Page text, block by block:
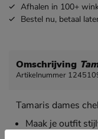
Afhalen in 100+
Bestel nu, betaal
Omschrijving
Artikelnummer
Tamaris dames
Maak je outfit